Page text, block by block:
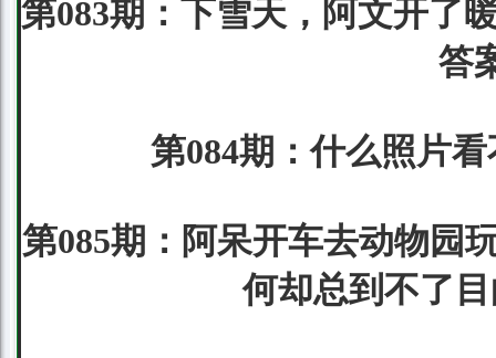
第083期：下雪天，阿文开了
答
第084期：什么照片
第085期：阿呆开车去动物园
何却总到不了